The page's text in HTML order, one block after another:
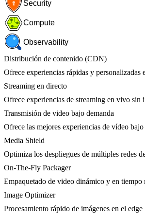
Security
Compute
Observability
Distribución de contenido (CDN)
Ofrece experiencias rápidas y personalizadas
Streaming en directo
Ofrece experiencias de streaming en vivo sin
Transmisión de video bajo demanda
Ofrece las mejores experiencias de vídeo
Media Shield
Optimiza los despliegues de múltiples redes
On-The-Fly Packager
Empaquetado de video dinámico y en tiempo
Image Optimizer
Procesamiento rápido de imágenes en el edge